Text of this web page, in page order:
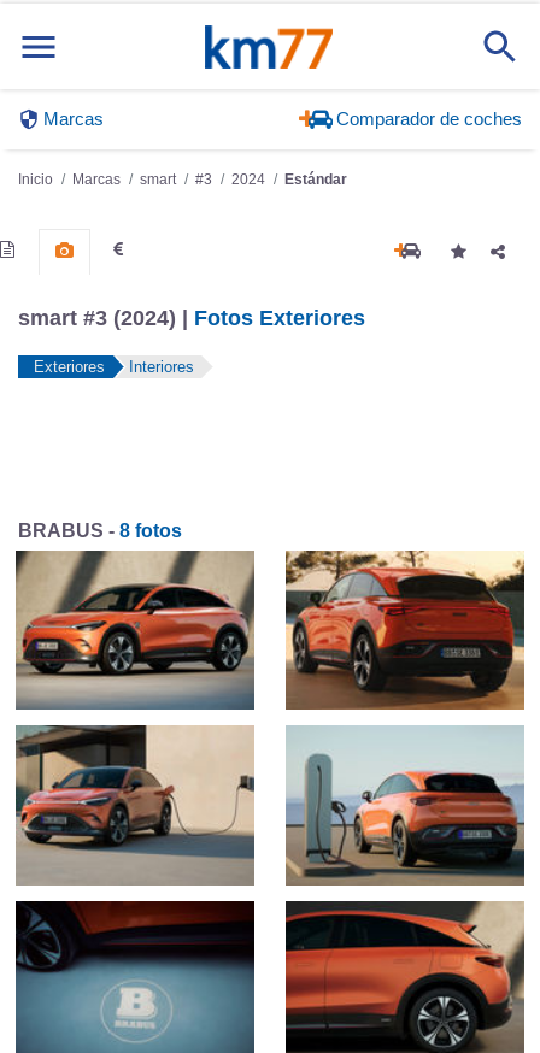
Marcas Comparador de coches
Inicio Marcas smart #3 2024 Estándar
smart #3 (2024) | Fotos Exteriores
Exteriores Interiores
BRABUS - 8 fotos